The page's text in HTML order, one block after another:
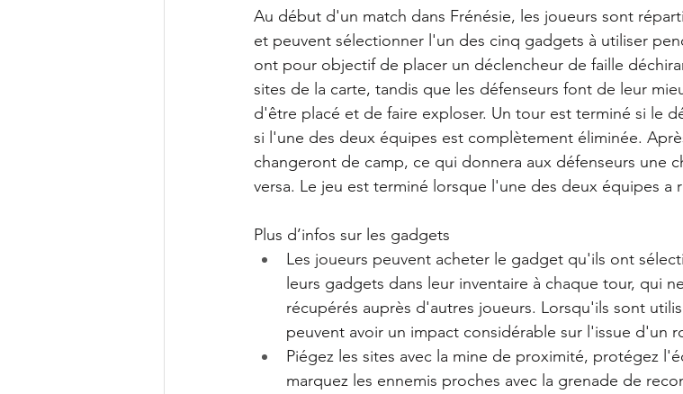
Au début d'un match dans Frénésie, les joueurs sont
et peuvent sélectionner l'un des cinq gadgets à utiliser
ont pour objectif de placer un déclencheur de faille
sites de la carte, tandis que les défenseurs font de leur
d'être placé et de faire exploser. Un tour est terminé si le
si l'une des deux équipes est complètement éliminée.
changeront de camp, ce qui donnera aux défenseurs une
versa. Le jeu est terminé lorsque l'une des deux équipes a
Plus d’infos sur les gadgets
Les joueurs peuvent acheter le gadget qu'ils ont
leurs gadgets dans leur inventaire à chaque tour, qui
récupérés auprès d'autres joueurs. Lorsqu'ils sont
peuvent avoir un impact considérable sur l'issue d'un
Piégez les sites avec la mine de proximité, protégez
marquez les ennemis proches avec la grenade de